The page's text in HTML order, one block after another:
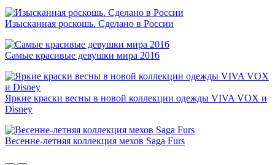
Изысканная роскошь. Сделано в России
Самые красивые девушки мира 2016
Яркие краски весны в новой коллекции одежды VIVA VOX и
Disney
Весенне-летняя коллекция мехов Saga Furs